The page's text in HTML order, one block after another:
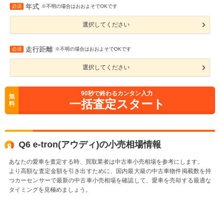
必須 年式 ※不明の場合はおおよそでOKです
選択してください
必須 走行距離 ※不明の場合はおおよそでOKです
選択してください
無
料
90秒で終わるカンタン入力
一括査定スタート
Q6 e-tron(アウディ)の小売相場情報
あなたの愛車を査定する時、買取業者は中古車小売相場を参考にします。
より高額な査定金額を引き出すために、国内最大級の中古車物件掲載数を持
つカーセンサーで最新の中古車小売相場を確認して、愛車を売却する最適な
タイミングを見極めましょう。